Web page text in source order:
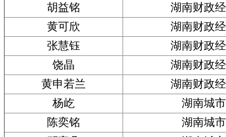
胡益铭
湖南财政
黄可欣
湖南财政
张慧钰
湖南财政
饶晶
湖南财政
黄申若兰
湖南财政
杨屹
湖南城
陈奕铭
湖南城